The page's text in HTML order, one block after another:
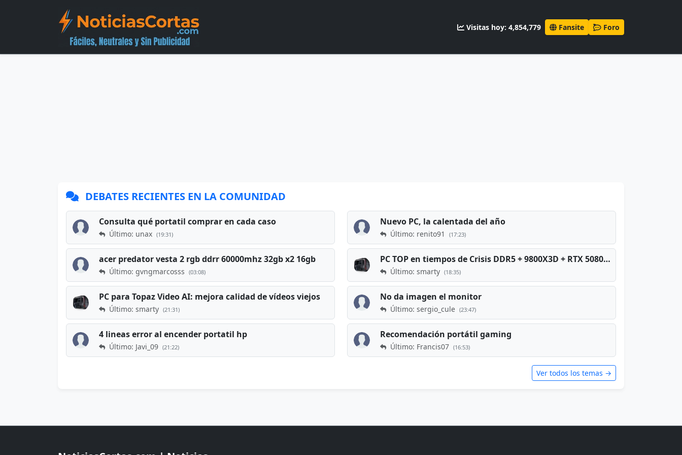
Visitas hoy: 4,854,779 Fansite Foro
DEBATES RECIENTES EN LA COMUNIDAD
Consulta qué portatil comprar en cada caso
Último: unax (19:31)
Nuevo PC, la calentada del año
Último: renito91 (17:23)
acer predator vesta 2 rgb ddrr 60000mhz 32gb x2 16gb
Último: gvngmarcosss (03:08)
PC TOP en tiempos de Crisis DDR5 + 9800X3D + RTX 5080 [2026][2400€]
Último: smarty (18:35)
PC para Topaz Video AI: mejora calidad de vídeos viejos
Último: smarty (21:31)
No da imagen el monitor
Último: sergio_cule (23:47)
4 lineas error al encender portatil hp
Último: Javi_09 (21:22)
Recomendación portátil gaming
Último: Francis07 (16:53)
Ver todos los temas →